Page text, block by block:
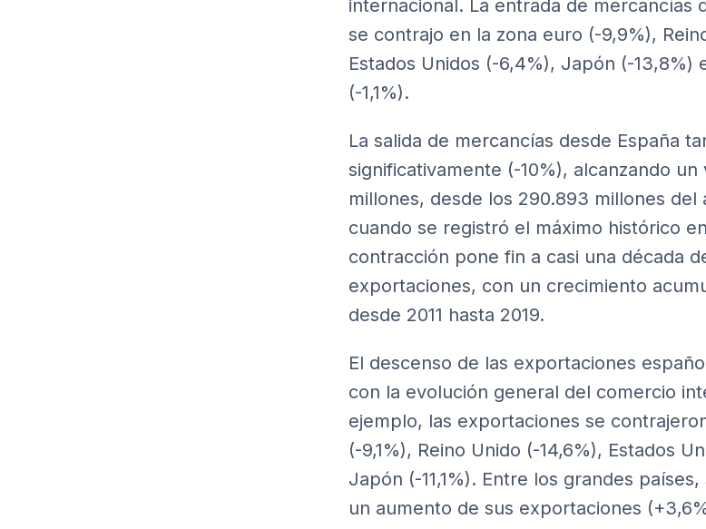
internacional. La entrada de mercancías
se contrajo en la zona euro (-9,9%),
Estados Unidos (-6,4%), Japón (-13,8%)
(-1,1%).
La salida de mercancías desde España
significativamente (-10%), alcanzando un
millones, desde los 290.893 millones del
cuando se registró el máximo histórico
contracción pone fin a casi una década
exportaciones, con un crecimiento
desde 2011 hasta 2019.
El descenso de las exportaciones
con la evolución general del comercio
ejemplo, las exportaciones se
(-9,1%), Reino Unido (-14,6%), Estados
Japón (-11,1%). Entre los grandes
un aumento de sus exportaciones